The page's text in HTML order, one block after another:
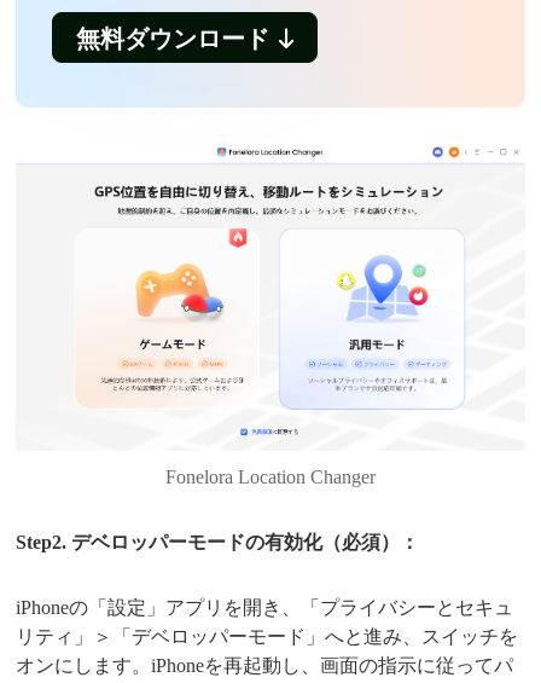
無料ダウンロード
Fonelora Location Changer
Step2. デベロッパーモードの有効化（必須）：
iPhoneの「設定」アプリを開き、「プライバシーとセキュ
リティ」＞「デベロッパーモード」へと進み、スイッチを
オンにします。iPhoneを再起動し、画面の指示に従ってパ